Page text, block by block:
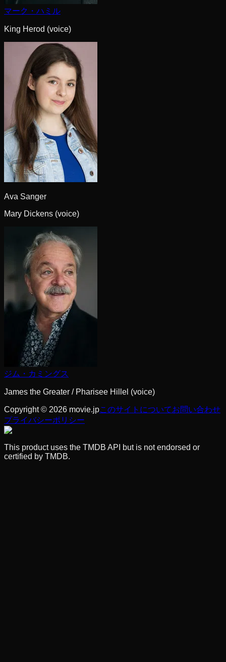
マーク・ハミル
King Herod (voice)
Ava Sanger
Mary Dickens (voice)
ジム・カミングス
James the Greater / Pharisee Hillel (voice)
Copyright © 2026 movie.jpこのサイトについてお問い合わせ
プライバシーポリシー
This product uses the TMDB API but is not endorsed or
certified by TMDB.